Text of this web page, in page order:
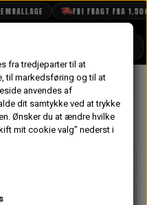
FRI FRAGT FRA 1.500
& Brændstofsystem
fra tredjeparter til at
til markedsføring og til at
anvendes af
dit samtykke ved at trykke
Ønsker du at ændre hvilke
mit cookie valg" nederst i